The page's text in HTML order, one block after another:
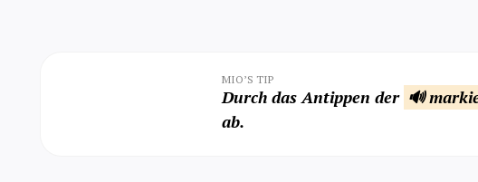
MIO’S TIP
Durch das Antippen der 🔊
ab.